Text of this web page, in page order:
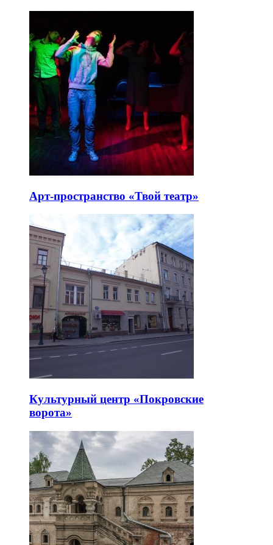
Арт-пространство «Твой театр»
Культурный центр «Покровские
ворота»